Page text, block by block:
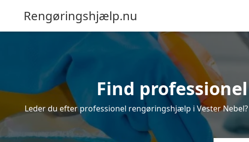
Rengøringshjælp.nu
Find
Leder du efter professionel rengøringshjælp i Vester